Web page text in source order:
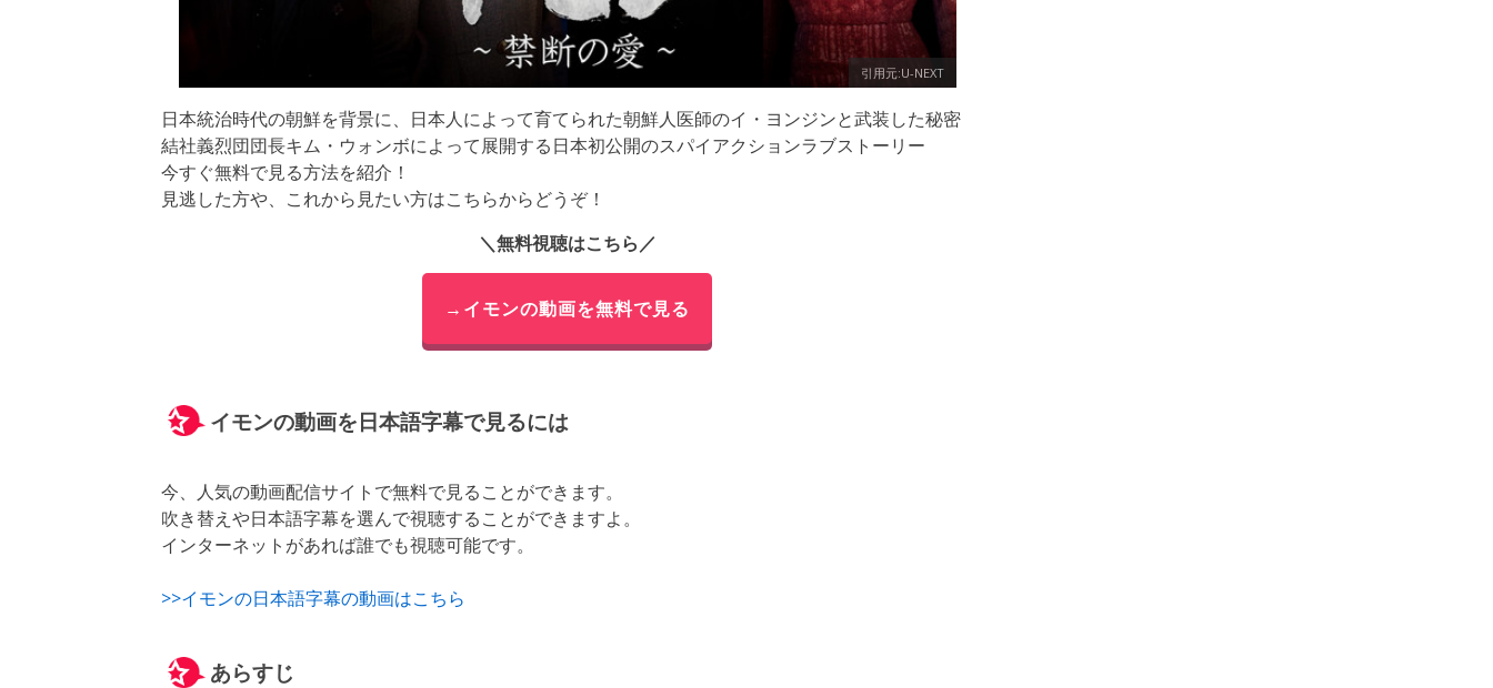
引用元:U-NEXT
日本統治時代の朝鮮を背景に、日本人によって育てられた朝鮮人医師のイ・ヨンジンと武装した秘密
結社義烈団団長キム・ウォンボによって展開する日本初公開のスパイアクションラブストーリー
今すぐ無料で見る方法を紹介！
見逃した方や、これから見たい方はこちらからどうぞ！
＼無料視聴はこちら／
→イモンの動画を無料で見る
イモンの動画を日本語字幕で見るには
今、人気の動画配信サイトで無料で見ることができます。
吹き替えや日本語字幕を選んで視聴することができますよ。
インターネットがあれば誰でも視聴可能です。
>>イモンの日本語字幕の動画はこちら
あらすじ